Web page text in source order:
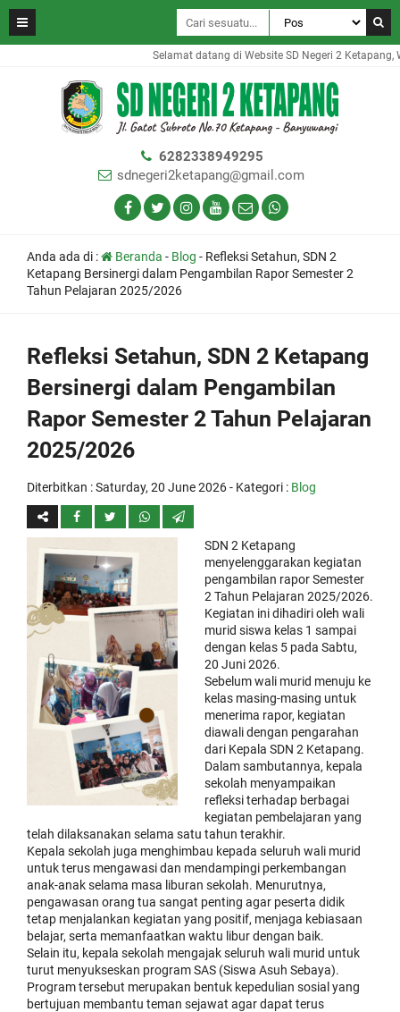
Selamat datang di Website SD Negeri 2 Ketapang,
6282338949295
sdnegeri2ketapang@gmail.com
Anda ada di : Beranda - Blog - Refleksi Setahun, SDN 2
Ketapang Bersinergi dalam Pengambilan Rapor Semester 2
Tahun Pelajaran 2025/2026
Refleksi Setahun, SDN 2 Ketapang
Bersinergi dalam Pengambilan
Rapor Semester 2 Tahun Pelajaran
2025/2026
Diterbitkan :Saturday, 20 June 2026- Kategori : Blog
SDN 2 Ketapang
menyelenggarakan kegiatan
pengambilan rapor Semester
2 Tahun Pelajaran 2025/2026.
Kegiatan ini dihadiri oleh wali
murid siswa kelas 1 sampai
dengan kelas 5 pada Sabtu,
20 Juni 2026.
Sebelum wali murid menuju ke
kelas masing-masing untuk
menerima rapor, kegiatan
diawali dengan pengarahan
dari Kepala SDN 2 Ketapang.
Dalam sambutannya, kepala
sekolah menyampaikan
refleksi terhadap berbagai
kegiatan pembelajaran yang
telah dilaksanakan selama satu tahun terakhir.
Kepala sekolah juga menghimbau kepada seluruh wali murid
untuk terus mengawasi dan mendampingi perkembangan
anak-anak selama masa liburan sekolah. Menurutnya,
pengawasan orang tua sangat penting agar peserta didik
tetap menjalankan kegiatan yang positif, menjaga kebiasaan
belajar, serta memanfaatkan waktu libur dengan baik.
Selain itu, kepala sekolah mengajak seluruh wali murid untuk
turut menyukseskan program SAS (Siswa Asuh Sebaya).
Program tersebut merupakan bentuk kepedulian sosial yang
bertujuan membantu teman sejawat agar dapat terus